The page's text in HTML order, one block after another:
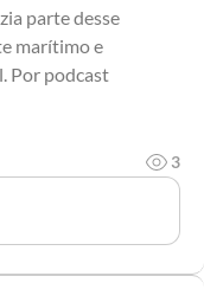
parte desse
marítimo e
Por podcast
3